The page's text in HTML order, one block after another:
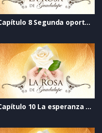
Capítulo 8 Segunda oportunidad
Capítulo 10 La esperanza del perdón